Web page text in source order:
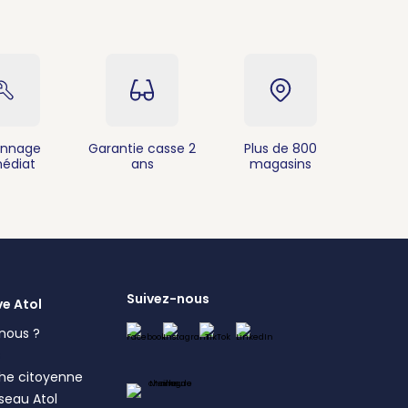
Garantie casse 2
ans
Plus de 800
magasins
Atol
?
citoyenne
Atol
Suivez-nous